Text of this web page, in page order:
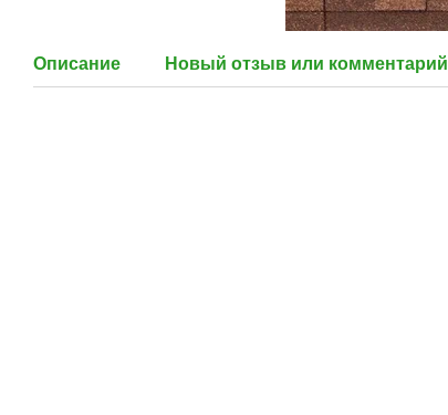
Описание Новый отзыв или комментарий